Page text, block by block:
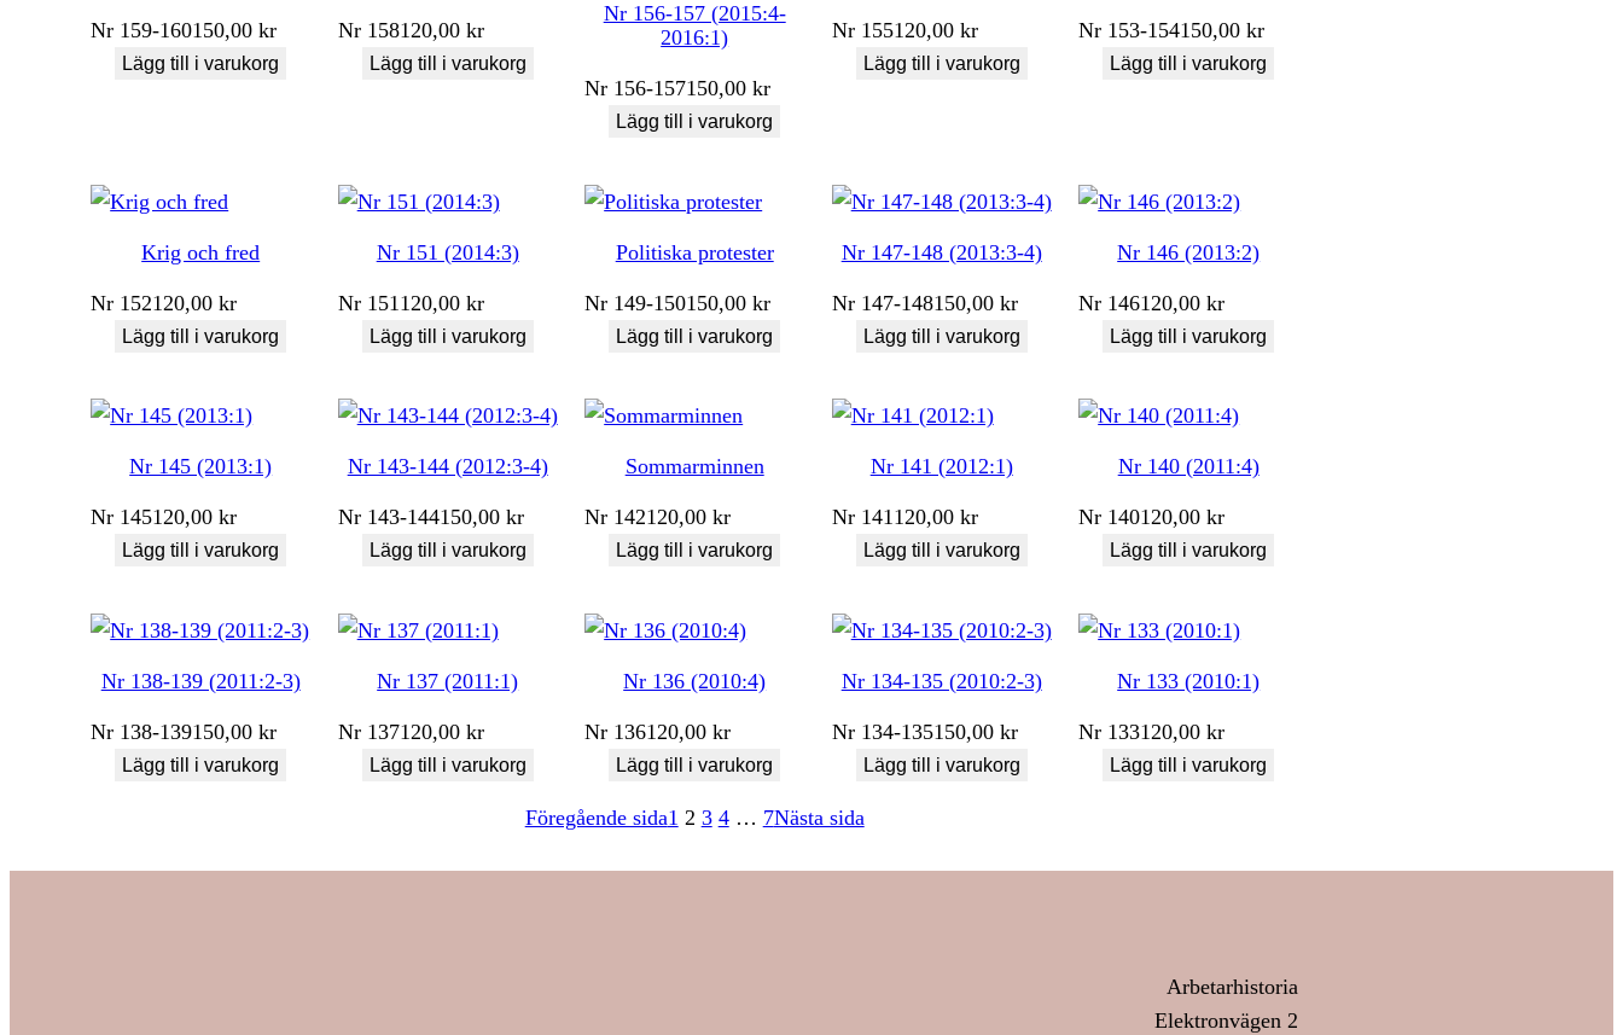
Nr 159-160150,00kr
Lägg till i varukorg
Nr 158120,00 kr
Lägg till i varukorg
Nr 156-157 (2015:4-
2016:1)
Nr 156-157150,00kr
Lägg till i varukorg
Nr 155120,00 kr
Lägg till i varukorg
Nr 153-154150,00kr
Lägg till i varukorg
Krig och fred
Nr 152120,00kr
Lägg till i varukorg
Nr 151 (2014:3)
Nr 151 120,00 kr
Lägg till i varukorg
Politiska protester
Nr 149-150150,00kr
Lägg till i varukorg
Nr 147-148 (2013:3-4)
Nr 147-148150,00 kr
Lägg till i varukorg
Nr 146 (2013:2)
Nr 146120,00kr
Lägg till i varukorg
Nr 145 (2013:1)
Nr 145120,00kr
Lägg till i varukorg
Nr 143-144 (2012:3-4)
Nr 143-144150,00 kr
Lägg till i varukorg
Sommarminnen
Nr 142120,00kr
Lägg till i varukorg
Nr 141 (2012:1)
Nr 141120,00 kr
Lägg till i varukorg
Nr 140 (2011:4)
Nr 140120,00kr
Lägg till i varukorg
Nr 138-139 (2011:2-3)
Nr 138-139150,00kr
Lägg till i varukorg
Nr 137 (2011:1)
Nr 137120,00 kr
Lägg till i varukorg
Nr 136 (2010:4)
Nr 136120,00kr
Lägg till i varukorg
Nr 134-135 (2010:2-3)
Nr 134-135150,00 kr
Lägg till i varukorg
Nr 133 (2010:1)
Nr 133120,00kr
Lägg till i varukorg
Föregående sida1 2 3 4 … 7Nästa sida
Arbetarhistoria
Elektronvägen 2